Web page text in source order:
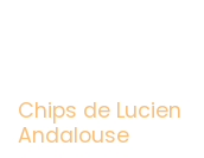
Chips de Lucien
Andalouse